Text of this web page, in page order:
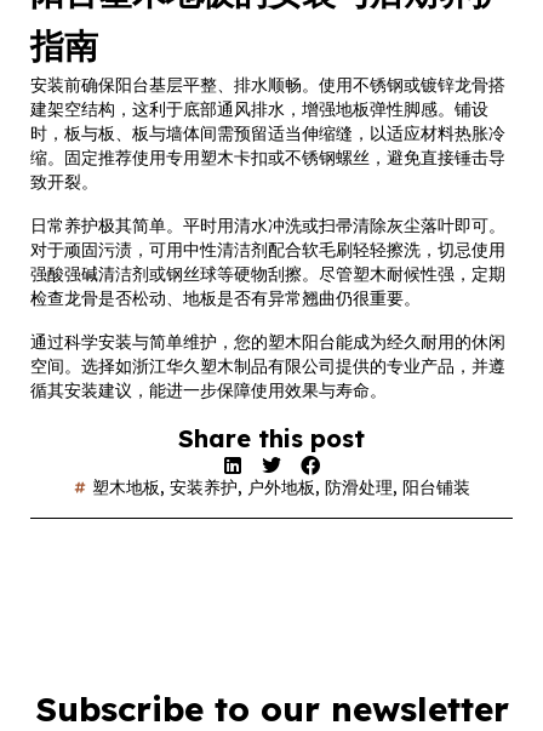
指南
安装前确保阳台基层平整、排水顺畅。使用不锈钢或镀锌龙骨搭
建架空结构，这利于底部通风排水，增强地板弹性脚感。铺设
时，板与板、板与墙体间需预留适当伸缩缝，以适应材料热胀冷
缩。固定推荐使用专用塑木卡扣或不锈钢螺丝，避免直接锤击导
致开裂。
日常养护极其简单。平时用清水冲洗或扫帚清除灰尘落叶即可。
对于顽固污渍，可用中性清洁剂配合软毛刷轻轻擦洗，切忌使用
强酸强碱清洁剂或钢丝球等硬物刮擦。尽管塑木耐候性强，定期
检查龙骨是否松动、地板是否有异常翘曲仍很重要。
通过科学安装与简单维护，您的塑木阳台能成为经久耐用的休闲
空间。选择如浙江华久塑木制品有限公司提供的专业产品，并遵
循其安装建议，能进一步保障使用效果与寿命。
Share this post
塑木地板, 安装养护, 户外地板, 防滑处理, 阳台铺装
Subscribe to our newsletter